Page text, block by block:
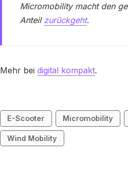
Micromobility macht den
Anteil zurückgeht.
Mehr bei digital kompakt.
E-Scooter Micromobility
Wind Mobility